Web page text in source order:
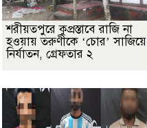
শরীয়তপুরে কুপ্রস্তাবে রাজি না
হওয়ায় তরুণীকে ‘চোর’ সাজিয়ে
নির্যাতন, গ্রেফতার ২